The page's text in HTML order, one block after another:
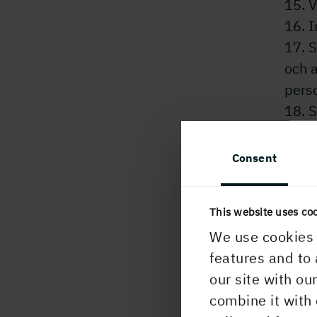
Consent
This website uses
We use
features and to
our site with
combine it with
15.
16.
17.
och
18.
19.
12-